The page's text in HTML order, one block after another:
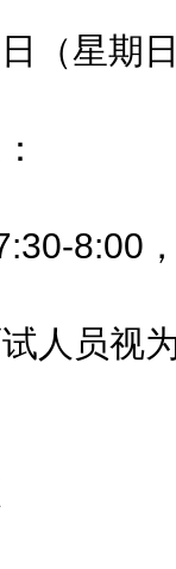
星期日
8:00，
员视为